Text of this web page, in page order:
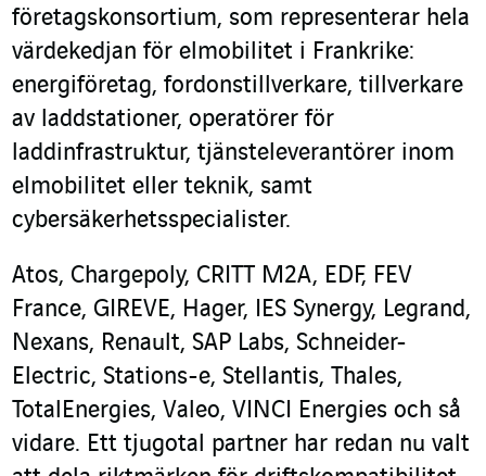
företagskonsortium, som representerar hela
värdekedjan för elmobilitet i Frankrike:
energiföretag, fordonstillverkare, tillverkare
av laddstationer, operatörer för
laddinfrastruktur, tjänsteleverantörer inom
elmobilitet eller teknik, samt
cybersäkerhetsspecialister.
Atos, Chargepoly, CRITT M2A, EDF, FEV
France, GIREVE, Hager, IES Synergy, Legrand,
Nexans, Renault, SAP Labs, Schneider-
Electric, Stations-e, Stellantis, Thales,
TotalEnergies, Valeo, VINCI Energies och så
vidare. Ett tjugotal partner har redan nu valt